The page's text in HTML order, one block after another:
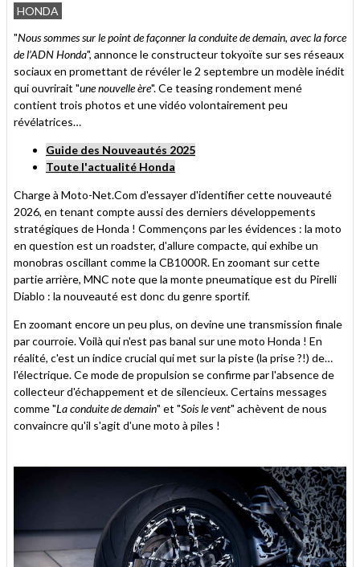
ami
HONDA
"Nous sommes sur le point de façonner la conduite de demain, avec la force
de l’ADN Honda", annonce le constructeur tokyoïte sur ses réseaux
sociaux en promettant de révéler le 2 septembre un modèle inédit
qui ouvrirait "une nouvelle ère". Ce teasing rondement mené
contient trois photos et une vidéo volontairement peu
révélatrices…
Guide des Nouveautés 2025
Toute l'actualité Honda
Charge à Moto-Net.Com d'essayer d'identifier cette nouveauté
2026, en tenant compte aussi des derniers développements
stratégiques de Honda ! Commençons par les évidences : la moto
en question est un roadster, d'allure compacte, qui exhibe un
monobras oscillant comme la CB1000R. En zoomant sur cette
partie arrière, MNC note que la monte pneumatique est du Pirelli
Diablo : la nouveauté est donc du genre sportif.
En zoomant encore un peu plus, on devine une transmission finale
par courroie. Voilà qui n'est pas banal sur une moto Honda ! En
réalité, c'est un indice crucial qui met sur la piste (la prise ?!) de…
l'électrique. Ce mode de propulsion se confirme par l'absence de
collecteur d'échappement et de silencieux. Certains messages
comme "La conduite de demain" et "Sois le vent" achèvent de nous
convaincre qu'il s'agit d'une moto à piles !